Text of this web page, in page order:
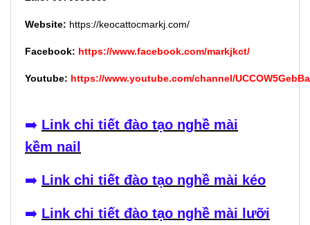
Website: https://keocattocmarkj.com/
Facebook: https://www.facebook.com/markjkct/
Youtube: https://www.youtube.com/channel/
➡️ Link chi tiết đào tạo nghề mài
kềm nail
➡️ Link chi tiết đào tạo nghề mài kéo
➡️ Link chi tiết đào tạo nghề mài lưỡi